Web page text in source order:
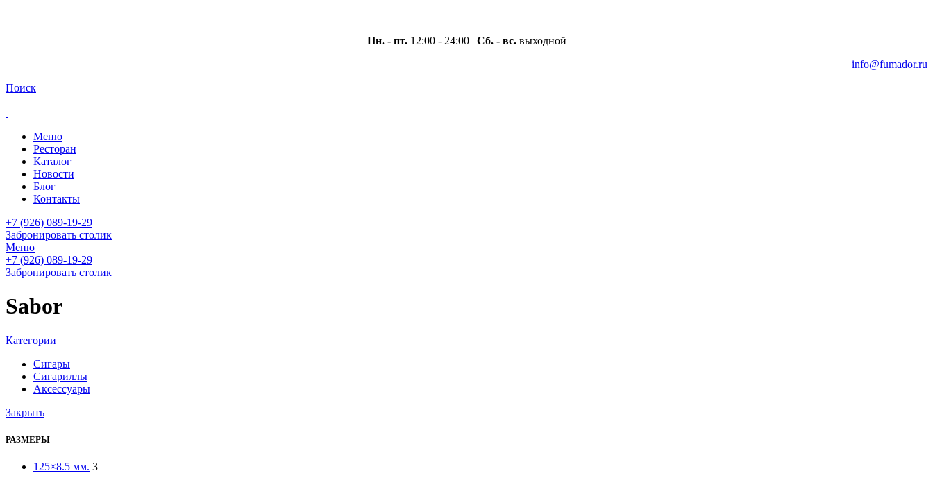
Пн. - пт.12:00 - 24:00 | Сб. - вс.выходной
info@fumador.ru
Поиск
Меню
Ресторан
Каталог
Новости
Блог
Контакты
+7 (926) 089-19-29
Забронировать столик
Меню
+7 (926) 089-19-29
Забронировать столик
Sabor
Категории
Сигары
Сигариллы
Аксессуары
Закрыть
РАЗМЕРЫ
125×8.5 мм. 3